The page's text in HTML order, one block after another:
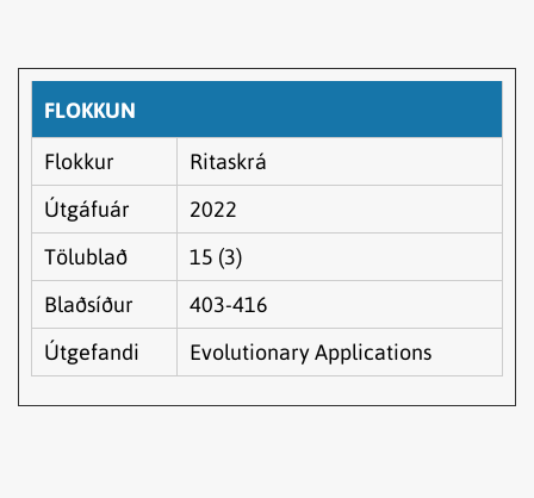
FLOKKUN
Flokkur
Ritaskrá
Útgáfuár
2022
Tölublað
15 (3)
Blaðsíður
403-416
Útgefandi
Evolutionary Applications